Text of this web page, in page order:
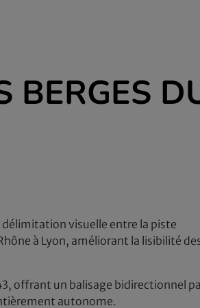
BERGES
délimitation visuelle entre la piste
à Lyon, améliorant la lisibilité
offrant un balisage bidirectionnel
autonome.